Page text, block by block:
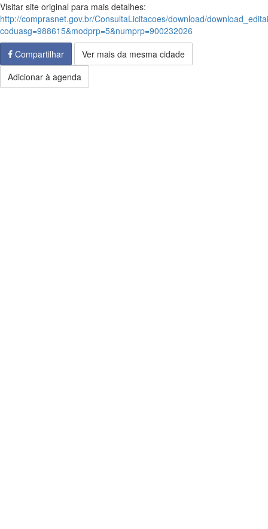
Visitar site original para mais detalhes:
http://comprasnet.gov.br/ConsultaLicitacoes/download/
coduasg=988615&modprp=5&numprp=900232026
Compartilhar
Ver mais da mesma cidade
Adicionar à agenda